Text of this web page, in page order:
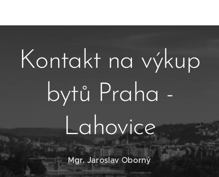
Kontakt na výkup
bytů Praha -
Lahovice
Mgr. Jaroslav Oborný